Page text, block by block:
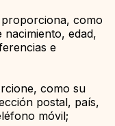
como
edad,
e
como su
postal, país,
móvil;